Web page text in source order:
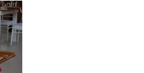
boda
santiago
region
metro
´politana
cajon del
maipo san